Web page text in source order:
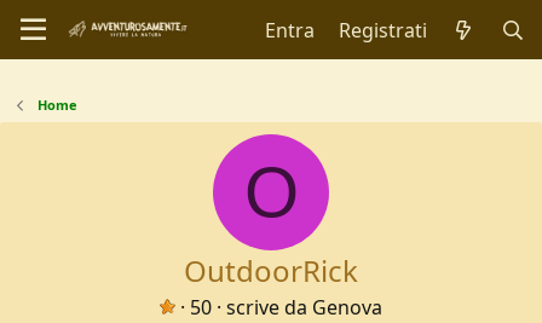
Entra Registrati
Home
O
OutdoorRick
· 50 · scrive da Genova